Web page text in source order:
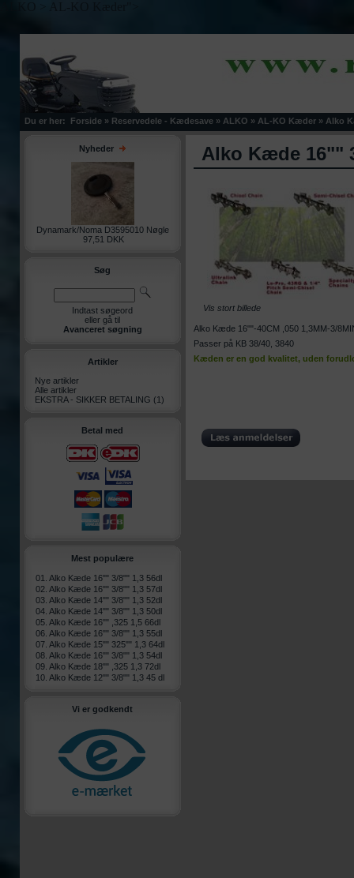
Du er her: Forside » Reservedele - Kædesave » ALKO » AL-KO Kæder » Alko
Nyheder
Dynamark/Noma D3595010 Nøgle
97,51 DKK
Søg
Indtast søgeord
eller gå til
Avanceret søgning
Artikler
Nye artikler
Alle artikler
EKSTRA - SIKKER BETALING (1)
Betal med
Mest populære
01. Alko Kæde 16"" 3/8"" 1,3 56dl
02. Alko Kæde 16"" 3/8"" 1,3 57dl
03. Alko Kæde 14"" 3/8"" 1,3 52dl
04. Alko Kæde 14"" 3/8"" 1,3 50dl
05. Alko Kæde 16"" ,325 1,5 66dl
06. Alko Kæde 16"" 3/8"" 1,3 55dl
07. Alko Kæde 15"" 325"" 1,3 64dl
08. Alko Kæde 16"" 3/8"" 1,3 54dl
09. Alko Kæde 18"" ,325 1,3 72dl
10. Alko Kæde 12"" 3/8"" 1,3 45 dl
Vi er godkendt
Alko Kæde 16""
Vis stort billede
Alko Kæde 16""-40CM ,050 1,3MM-3/
Passer på KB 38/40, 3840
Kæden er en god kvalitet, uden